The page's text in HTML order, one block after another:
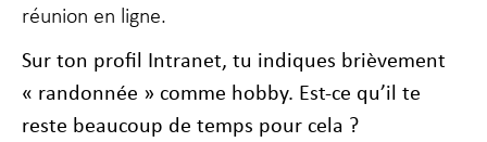
réunion en ligne.
Sur ton profil Intranet, tu indiques brièvement
« randonnée » comme hobby. Est-ce qu’il te
reste beaucoup de temps pour cela ?